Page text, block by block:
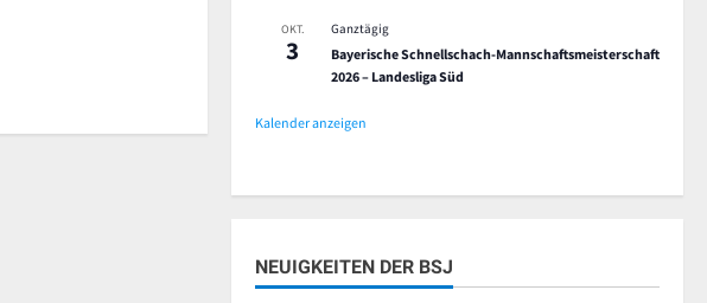
OKT.
3
Ganztägig
Bayerische Schnellschach-Mannschaftsmeisterschaft
2026 – Landesliga Süd
Kalender anzeigen
NEUIGKEITEN DER BSJ